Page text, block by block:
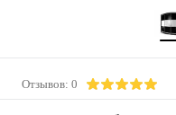
Отзывов: 0